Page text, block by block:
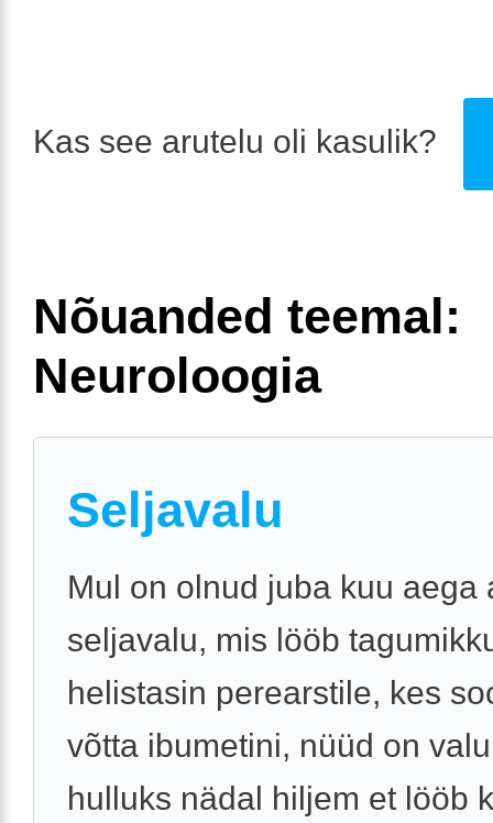
Kas see arutelu oli kasulik?
Nõuanded teemal:
Neuroloogia
Seljavalu
Mul on olnud juba kuu aega
seljavalu, mis lööb
helistasin perearstile, kes
võtta ibumetini, nüüd on
hulluks nädal hiljem et lööb